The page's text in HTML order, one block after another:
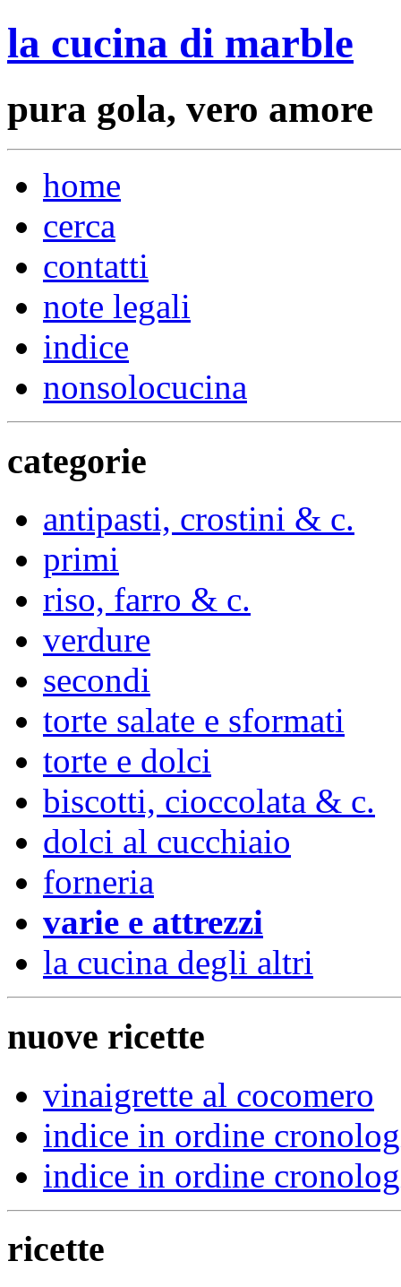
la cucina di marble
pura gola, vero amore
home
cerca
contatti
note legali
indice
nonsolocucina
categorie
antipasti, crostini & c.
primi
riso, farro & c.
verdure
secondi
torte salate e sformati
torte e dolci
biscotti, cioccolata & c.
dolci al cucchiaio
forneria
varie e attrezzi
la cucina degli altri
nuove ricette
vinaigrette al cocomero
indice in ordine
indice in ordine
ricette